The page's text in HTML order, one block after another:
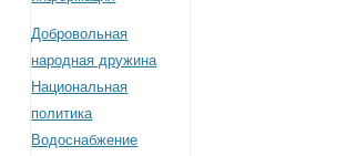
Добровольная
народная дружина
Национальная
политика
Водоснабжение